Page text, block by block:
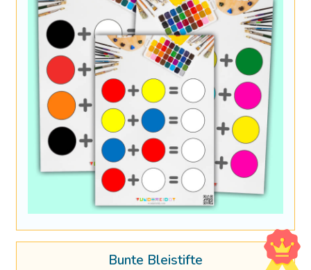
Bunte Bleistifte